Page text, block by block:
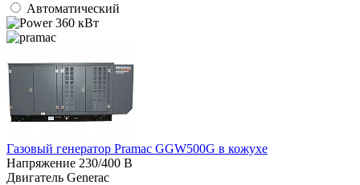
Автоматический
360 кВт
Газовый генератор Pramac GGW500G в кожухе
Напряжение 230/400 В
Двигатель Generac